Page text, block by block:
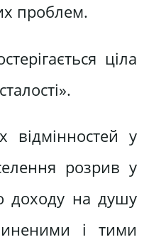
проблем.
ціла
відмінностей у
розрив у
доходу на душу
і тими